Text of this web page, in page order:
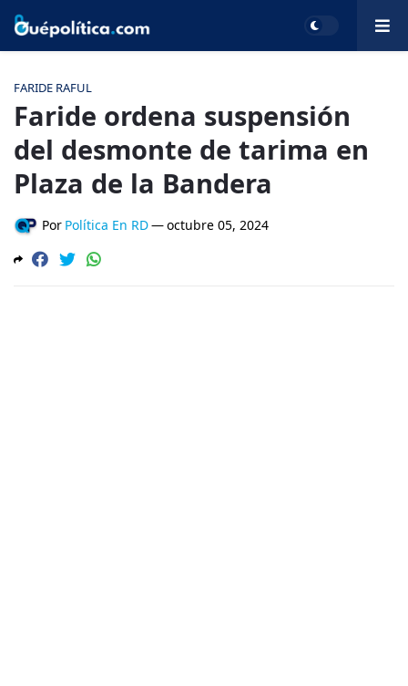
FARIDE RAFUL
Faride ordena suspensión
del desmonte de tarima en
Plaza de la Bandera
Por Política En RD—octubre 05, 2024